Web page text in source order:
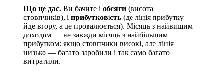
Що це дає. Ви бачите і обсяги (висота
стовпчиків), і прибутковість (де лінія прибутку
йде вгору, а де провалюється). Місяць з найвищим
доходом — не завжди місяць з найбільшим
прибутком: якщо стовпчики високі, але лінія
низько — багато заробили і так само багато
витратили.